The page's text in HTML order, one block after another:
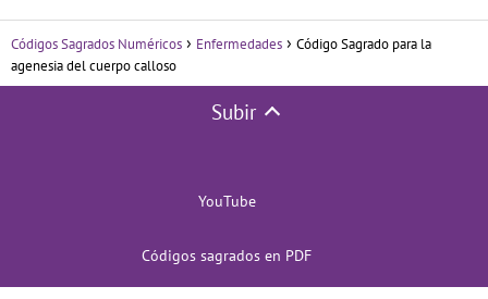
Códigos Sagrados Numéricos Enfermedades
Código Sagrado para la
agenesia del cuerpo calloso
Subir
YouTube
Códigos sagrados en PDF